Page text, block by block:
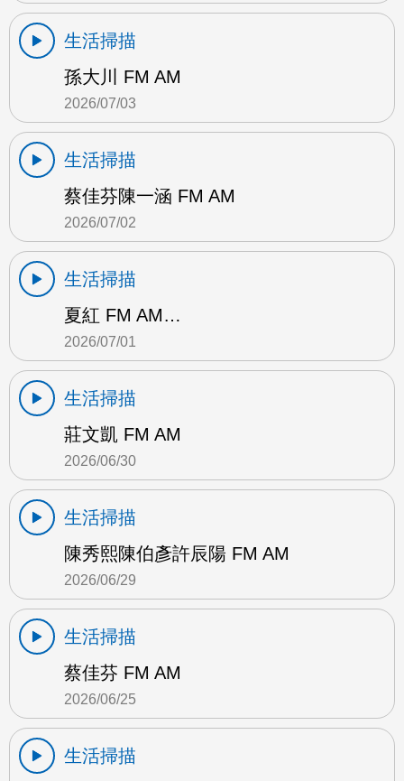
生活掃描
孫大川 FM AM
2026/07/03
生活掃描
蔡佳芬陳一涵 FM AM
2026/07/02
生活掃描
夏紅 FM AM…
2026/07/01
生活掃描
莊文凱 FM AM
2026/06/30
生活掃描
陳秀熙陳伯彥許辰陽 FM AM
2026/06/29
生活掃描
蔡佳芬 FM AM
2026/06/25
生活掃描